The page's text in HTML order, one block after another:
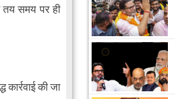
तय समय पर ही
की जा